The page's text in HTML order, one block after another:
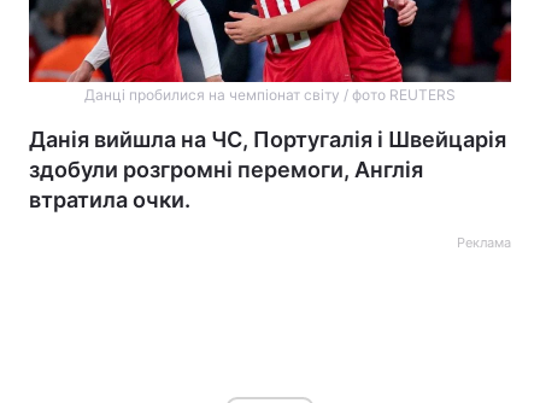
Данці пробилися на чемпіонат світу / фото REUTERS
Данія вийшла на ЧС, Португалія і Швейцарія
здобули розгромні перемоги, Англія
втратила очки.
Реклама